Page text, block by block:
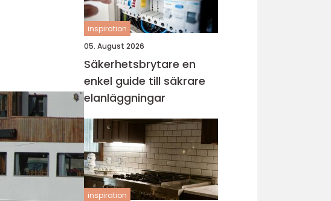
inspiration
05. August 2026
Säkerhetsbrytare en
enkel guide till säkrare
elanläggningar
inspiration